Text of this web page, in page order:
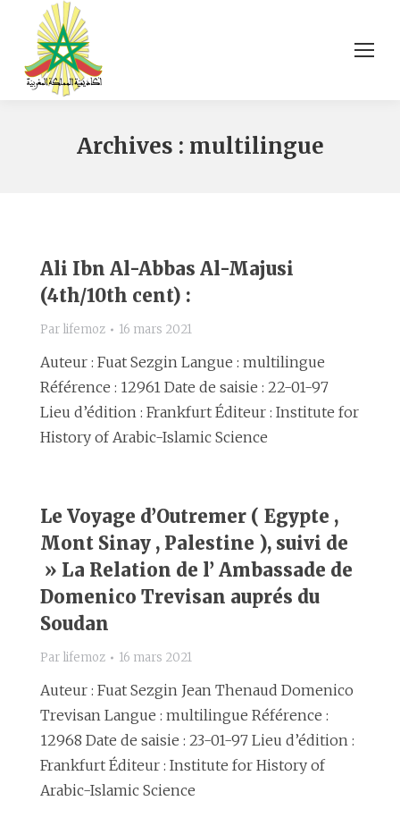
Archives : multilingue
Ali Ibn Al-Abbas Al-Majusi
(4th/10th cent) :
Par lifemoz 16 mars 2021
Auteur : Fuat Sezgin Langue : multilingue
Référence : 12961 Date de saisie : 22-01-97
Lieu d’édition : Frankfurt Éditeur : Institute for
History of Arabic-Islamic Science
Le Voyage d’Outremer ( Egypte ,
Mont Sinay , Palestine ), suivi de
» La Relation de l’ Ambassade de
Domenico Trevisan auprés du
Soudan
Par lifemoz 16 mars 2021
Auteur : Fuat Sezgin Jean Thenaud Domenico
Trevisan Langue : multilingue Référence :
12968 Date de saisie : 23-01-97 Lieu d’édition :
Frankfurt Éditeur : Institute for History of
Arabic-Islamic Science